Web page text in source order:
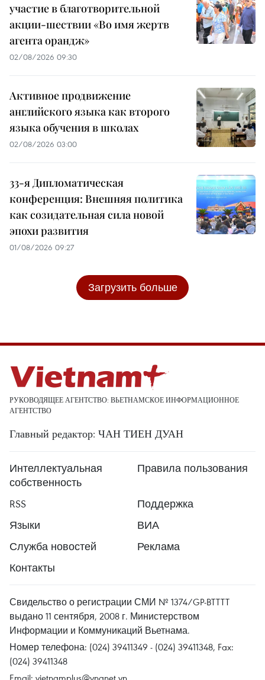
участие в благотворительной
акции-шествии «Во имя жертв
агента орандж»
02/08/2026 09:30
Активное продвижение
английского языка как второго
языка обучения в школах
02/08/2026 03:00
33-я Дипломатическая
конференция: Внешняя политика
как созидательная сила новой
эпохи развития
01/08/2026 09:27
Загрузить больше
РУКОВОДЯЩЕЕ АГЕНТСТВО: ВЬЕТНАМСКОЕ ИНФОРМАЦИОННОЕ
АГЕНТСТВО
Главный редактор: ЧАН ТИЕН ДУАН
Интеллектуальная
собственность
Правила пользования
RSS
Поддержка
Языки
ВИА
Служба новостей
Реклама
Контакты
Свидельство о регистрации СМИ № 1374/GP-BTTTT
выдано 11 сентября, 2008 г. Министерством
Информации и Коммуникаций Вьетнама.
Номер телефона: (024) 39411349 - (024) 39411348, Fax:
(024) 39411348
Email: vietnamplus@vnanet.vn